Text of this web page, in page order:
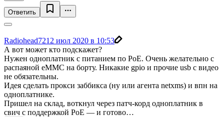
Ответить
Radiohead7212 июл 2020 в 10:53
А вот может кто подскажет?
Нужен одноплатник с питанием по PoE. Очень желательно с
распаяной eMMC на борту. Никакие gpio и прочие usb с видео
не обязательны.
Идея сделать прокси заббикса (ну или агента netxms) и впн на
одноплатнике.
Пришел на склад, воткнул через патч-корд одноплатник в
свич с поддержкой PoE — и готово…